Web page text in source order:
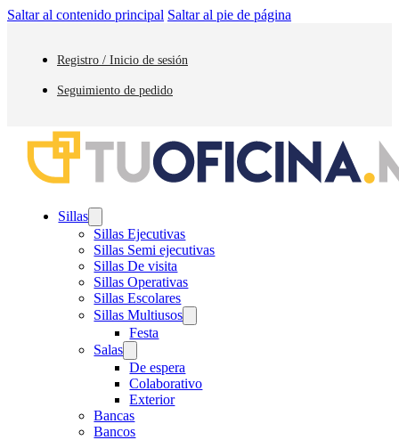
Saltar al contenido principal Saltar al pie de página
Registro / Inicio de sesión
Seguimiento de pedido
Sillas
Sillas Ejecutivas
Sillas Semi ejecutivas
Sillas De visita
Sillas Operativas
Sillas Escolares
Sillas Multiusos
Festa
Salas
De espera
Colaborativo
Exterior
Bancas
Bancos